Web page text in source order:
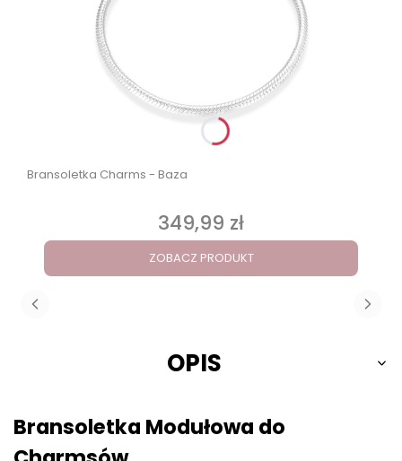
Bransoletka Charms - Baza
Cena
349,99 zł
ZOBACZ PRODUKT
OPIS
Bransoletka Modułowa do